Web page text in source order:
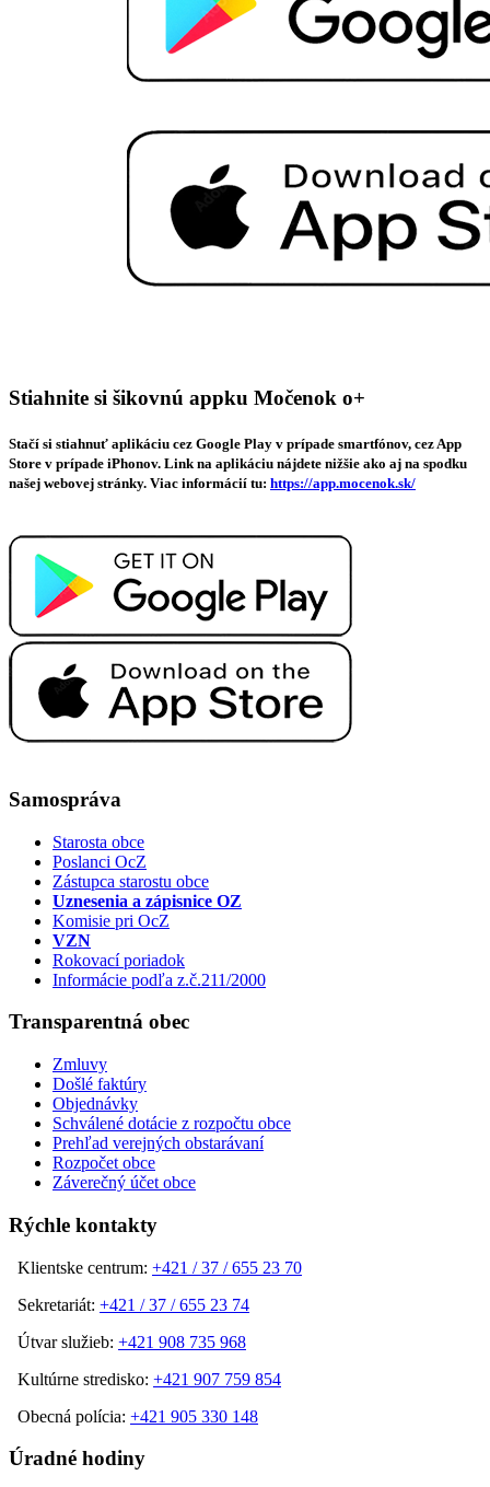
Stiahnite si šikovnú appku Močenok o+
Stačí si stiahnuť aplikáciu cez Google Play v prípade smartfónov, cez App
Store v prípade iPhonov. Link na aplikáciu nájdete nižšie ako aj na spodku
našej webovej stránky. Viac informácií tu: https://app.mocenok.sk/
Samospráva
Starosta obce
Poslanci OcZ
Zástupca starostu obce
Uznesenia a zápisnice OZ
Komisie pri OcZ
VZN
Rokovací poriadok
Informácie podľa z.č.211/2000
Transparentná obec
Zmluvy
Došlé faktúry
Objednávky
Schválené dotácie z rozpočtu obce
Prehľad verejných obstarávaní
Rozpočet obce
Záverečný účet obce
Rýchle kontakty
Klientske centrum: +421 / 37 / 655 23 70
Sekretariát: +421 / 37 / 655 23 74
Útvar služieb: +421 908 735 968
Kultúrne stredisko: +421 907 759 854
Obecná polícia: +421 905 330 148
Úradné hodiny